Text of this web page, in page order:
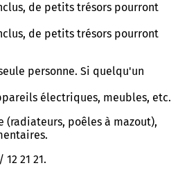
de petits trésors pourront
de petits trésors pourront
personne. Si quelqu'un
électriques, meubles, etc.
poêles à mazout),
21 21.